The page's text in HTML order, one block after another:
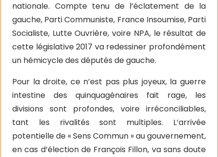
nationale. Compte tenu de l’éclatement de la
gauche, Parti Communiste, France Insoumise, Parti
Socialiste, Lutte Ouvrière, voire NPA, le résultat de
cette législative 2017 va redessiner profondément
un hémicycle des députés de gauche.
Pour la droite, ce n’est pas plus joyeux, la guerre
intestine des quinquagénaires fait rage, les
divisions sont profondes, voire irréconciliables,
tant les rivalités sont multiples. L’arrivée
potentielle de « Sens Commun » au gouvernement,
en cas d’élection de François Fillon, va sans doute